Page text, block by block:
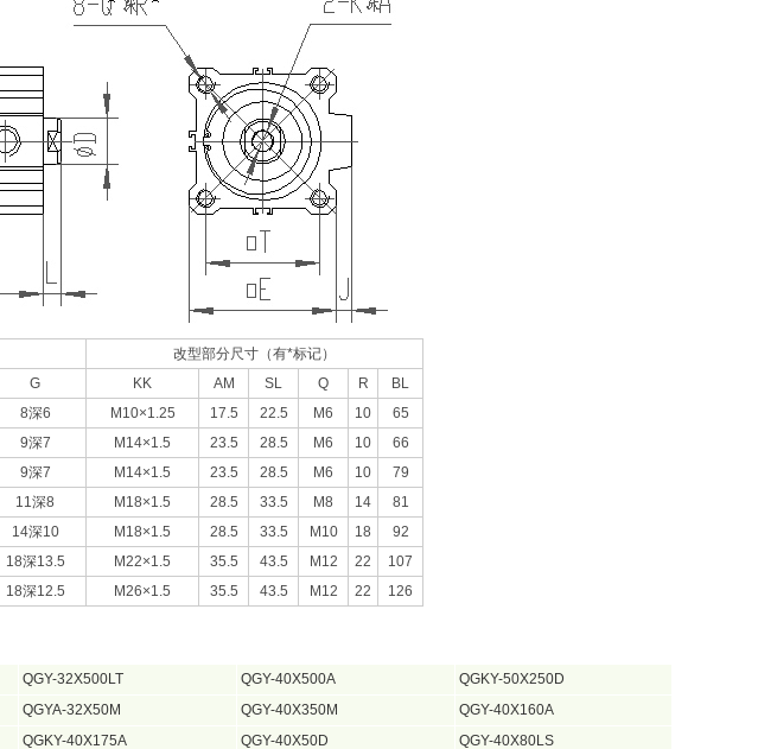
改型部分尺寸（有*标记）
G KK AM SL Q R
BL
8深6 M10×1.25 17.5 22.5 M6 10
65
9深7 M14×1.5 23.5 28.5 M6 10
66
9深7 M14×1.5 23.5 28.5 M6 10
79
11深8 M18×1.5 28.5 33.5 M8 14
81
14深10 M18×1.5 28.5 33.5 M10 18
92
18深13.5 M22×1.5 35.5 43.5 M12 22
107
18深12.5 M26×1.5 35.5 43.5 M12 22 126
QGY-32X500LT QGY-40X500A
QGKY-50X250D
QGYA-32X50M QGY-40X350M
QGY-40X160A
QGKY-40X175A QGY-40X50D QGY-40X80LS